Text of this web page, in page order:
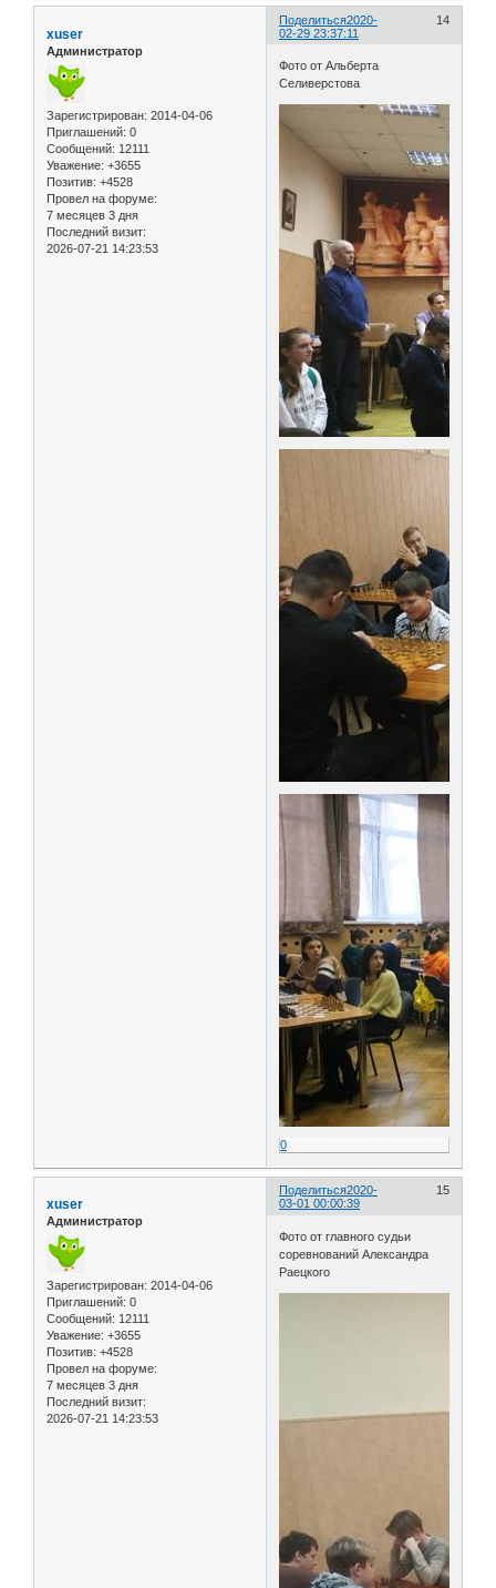
Поделиться 14
2020-
02-29 23:37:11
xuser
Администратор
Зарегистрирован: 2014-04-06
Приглашений: 0
Сообщений: 12111
Уважение: +3655
Позитив: +4528
Провел на форуме:
7 месяцев 3 дня
Последний визит:
2026-07-21 14:23:53
Фото от Альберта
Селиверстова
0
Поделиться 15
2020-
03-01 00:00:39
xuser
Администратор
Зарегистрирован: 2014-04-06
Приглашений: 0
Сообщений: 12111
Уважение: +3655
Позитив: +4528
Провел на форуме:
7 месяцев 3 дня
Последний визит:
2026-07-21 14:23:53
Фото от главного судьи
соревнований Александра
Раецкого